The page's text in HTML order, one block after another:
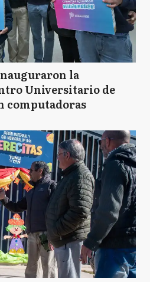
la
Universitario de
computadoras